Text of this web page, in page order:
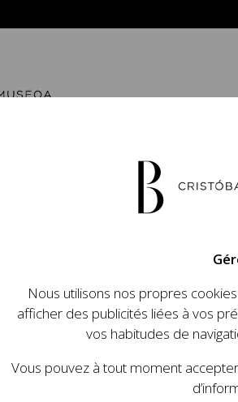
a mis en place un ambitieux
la vie et le travail de
dans l'histoire de la
de son legs. D’autres
compléter le programme : des
Nous utilisons nos propres
afficher des publicités liées à vos
vos habitudes de
Vous pouvez à tout moment